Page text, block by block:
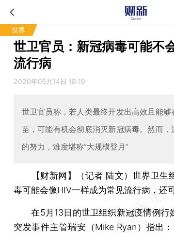
世界
世卫官员：新冠病毒可能不
流行病
2020年05月14日 18:19
世卫官员称，若人类最终开发出高效且能
苗，可能有机会彻底消灭新冠病毒。然而
的努力，难度堪称“大规模登月”
【财新网】（记者 陆文） 世界卫生
毒可能会像HIV一样成为常见流行病，还可
在5月13日的世卫组织新冠疫情例行
突发事件主管瑞安（Mike Ryan）指出：